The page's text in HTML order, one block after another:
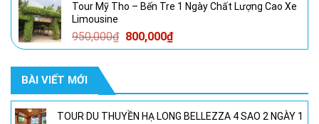
là:
tại
Tour Mỹ Tho – Bến Tre 1 Ngày Chất Lượng Cao Xe
Limousine
950,000₫ Giá
gốc
800,000₫Giá
hiện
800,000₫.
BÀI VIẾT MỚI
TOUR DU THUYỀN HẠ LONG BELLEZZA 4 SAO 2 NGÀY 1